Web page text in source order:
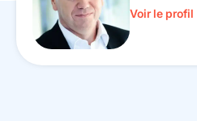
Voir le